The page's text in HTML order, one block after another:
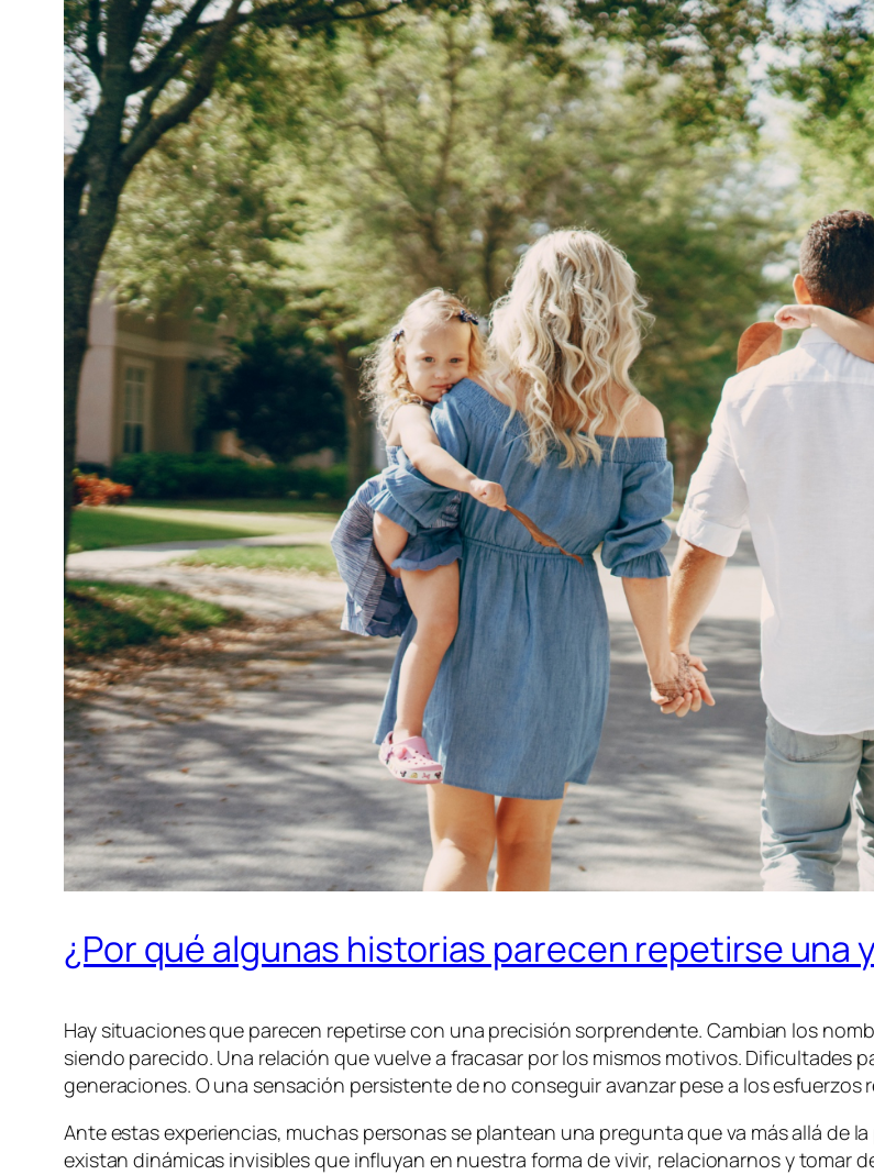
¿Por qué algunas historias parecen repetirse una
Hay situaciones que parecen repetirse con una precisión sorprendente. Cambian los
siendo parecido. Una relación que vuelve a fracasar por los mismos motivos. Dificultades
generaciones. O una sensación persistente de no conseguir avanzar pese a los esfuerzos
Ante estas experiencias, muchas personas se plantean una pregunta que va más allá de
existan dinámicas invisibles que influyan en nuestra forma de vivir, relacionarnos y tomar